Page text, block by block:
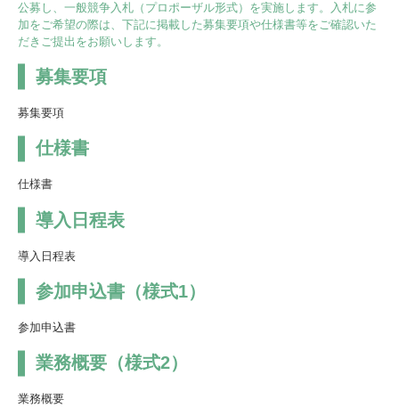
施設概要
小児科
外科
産婦人科
眼科
宇陀市立病院の役割
宇陀けあネット
地域連携課のご案内
サイトマップ
お問い合わせ
公募し、一般競争入札（プロポーザル形式）を実施します。入札に参
加をご希望の際は、下記に掲載した募集要項や仕様書等をご確認いた
だきご提出をお願いします。
募集要項
募集要項
仕様書
仕様書
導入日程表
導入日程表
参加申込書（様式1）
参加申込書
業務概要（様式2）
業務概要